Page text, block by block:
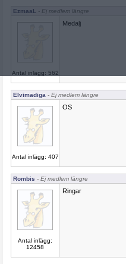
EzmaaL - Ej medlem längre
Antal inlägg: 562
Medalj
Elvimadiga - Ej medlem längre
Antal inlägg: 407
OS
Rombis - Ej medlem längre
Antal inlägg:
12458
Ringar